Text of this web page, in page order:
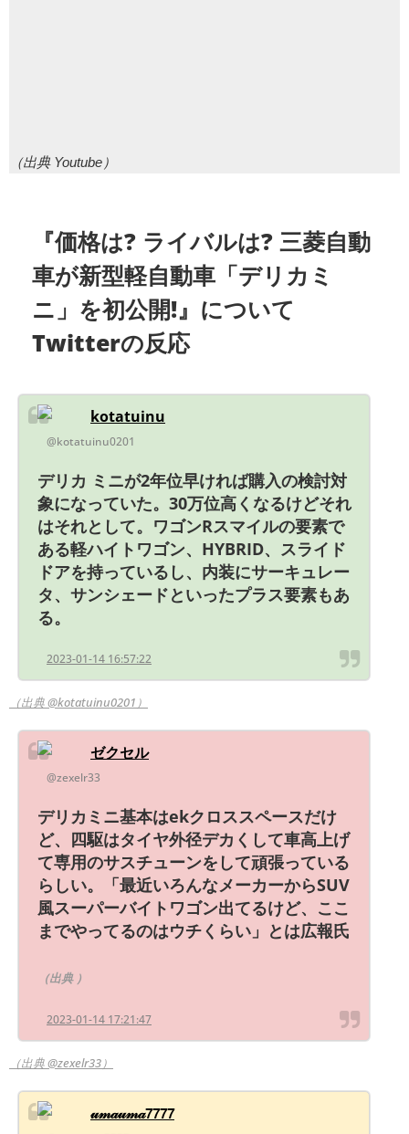
（出典 Youtube）
『価格は? ライバルは? 三菱自動
車が新型軽自動車「デリカミ
ニ」を初公開!』について
Twitterの反応
kotatuinu
@kotatuinu0201
デリカ ミニが2年位早ければ購入の検討対
象になっていた。30万位高くなるけどそれ
はそれとして。ワゴンRスマイルの要素で
ある軽ハイトワゴン、HYBRID、スライド
ドアを持っているし、内装にサーキュレー
タ、サンシェードといったプラス要素もあ
る。
2023-01-14 16:57:22
（出典 @kotatuinu0201）
ゼクセル
@zexelr33
デリカミニ基本はekクロススペースだけ
ど、四駆はタイヤ外径デカくして車高上げ
て専用のサスチューンをして頑張っている
らしい。「最近いろんなメーカーからSUV
風スーパーバイトワゴン出てるけど、ここ
までやってるのはウチくらい」とは広報氏
（出典 ）
2023-01-14 17:21:47
（出典 @zexelr33）
𝓊𝓂𝒶𝓊𝓂𝒶𝟩𝟩𝟩𝟩